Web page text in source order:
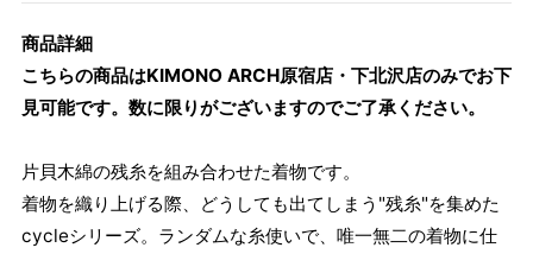
商品詳細
こちらの商品はKIMONO ARCH原宿店・下北沢店のみでお下
見可能です。数に限りがございますのでご了承ください。
片貝木綿の残糸を組み合わせた着物です。
着物を織り上げる際、どうしても出てしまう"残糸"を集めた
cycleシリーズ。ランダムな糸使いで、唯一無二の着物に仕